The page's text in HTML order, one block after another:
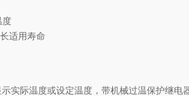
度
适用寿命
实际温度或设定温度，带机械过温保护继电